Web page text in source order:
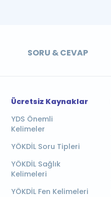
SORU & CEVAP
Ücretsiz Kaynaklar
YDS Önemli
Kelimeler
YÖKDİL Soru Tipleri
YÖKDİL Sağlık
Kelimeleri
YÖKDİL Fen Kelimeleri